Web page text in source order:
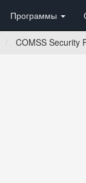
Программы
COMSS Security